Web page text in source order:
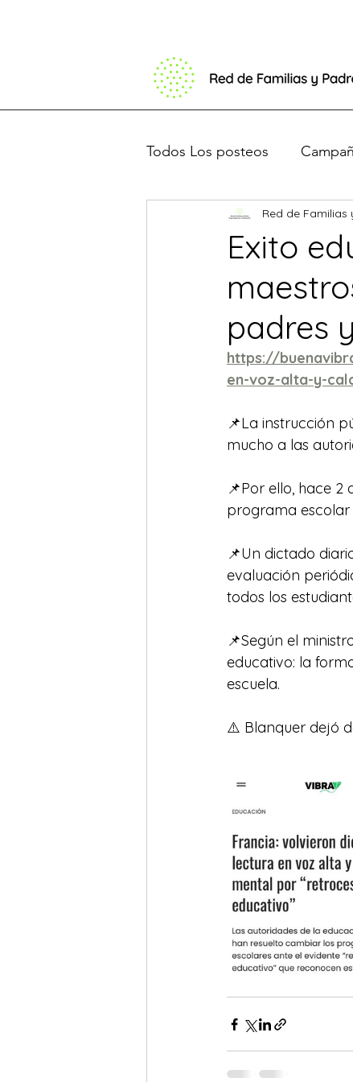
Todos Los posteos
Basta de Barbijos
Presentación en el
Exito
padres
Red de
https://
en-voz-alta-y-
📌La instrucción
mucho a las
📌Por ello, hace
programa escolar
📌Un dictado
evaluación
todos los
📌Según el
educativo: la
escuela.
⚠️ Blanquer dejó